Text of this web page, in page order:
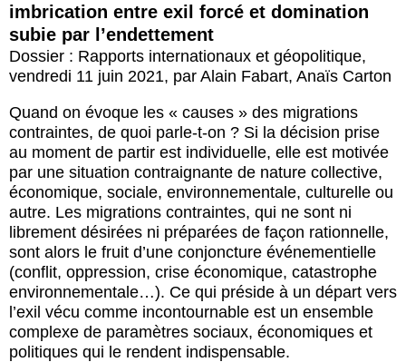
imbrication entre exil forcé et domination
subie par l’endettement
Dossier : Rapports internationaux et géopolitique,
vendredi 11 juin 2021, par Alain Fabart, Anaïs Carton
Quand on évoque les « causes » des migrations
contraintes, de quoi parle-t-on ? Si la décision prise
au moment de partir est individuelle, elle est motivée
par une situation contraignante de nature collective,
économique, sociale, environnementale, culturelle ou
autre. Les migrations contraintes, qui ne sont ni
librement désirées ni préparées de façon rationnelle,
sont alors le fruit d’une conjoncture événementielle
(conflit, oppression, crise économique, catastrophe
environnementale…). Ce qui préside à un départ vers
l’exil vécu comme incontournable est un ensemble
complexe de paramètres sociaux, économiques et
politiques qui le rendent indispensable.